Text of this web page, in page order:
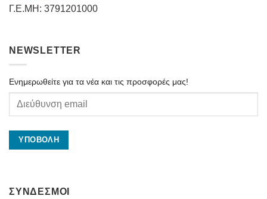
Γ.Ε.ΜΗ: 3791201000
NEWSLETTER
Ενημερωθείτε για τα νέα και τις προσφορές μας!
ΣΥΝΔΕΣΜΟΙ